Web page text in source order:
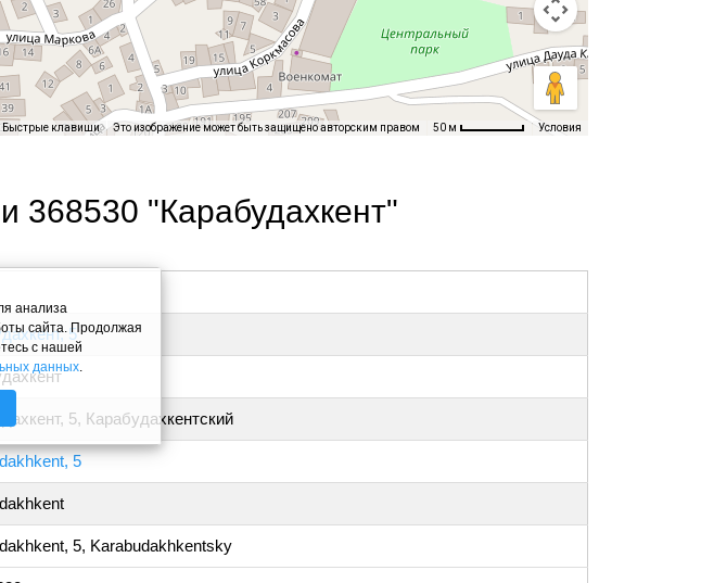
Быстрые клавиши Это изображение может быть защищено авторским правом 50 м Условия
368530 "Карабудахкент"
5
5, Карабудахкентский
5
5, Karabudakhkentsky
анализа
сайта. Продолжая
с нашей
данных.